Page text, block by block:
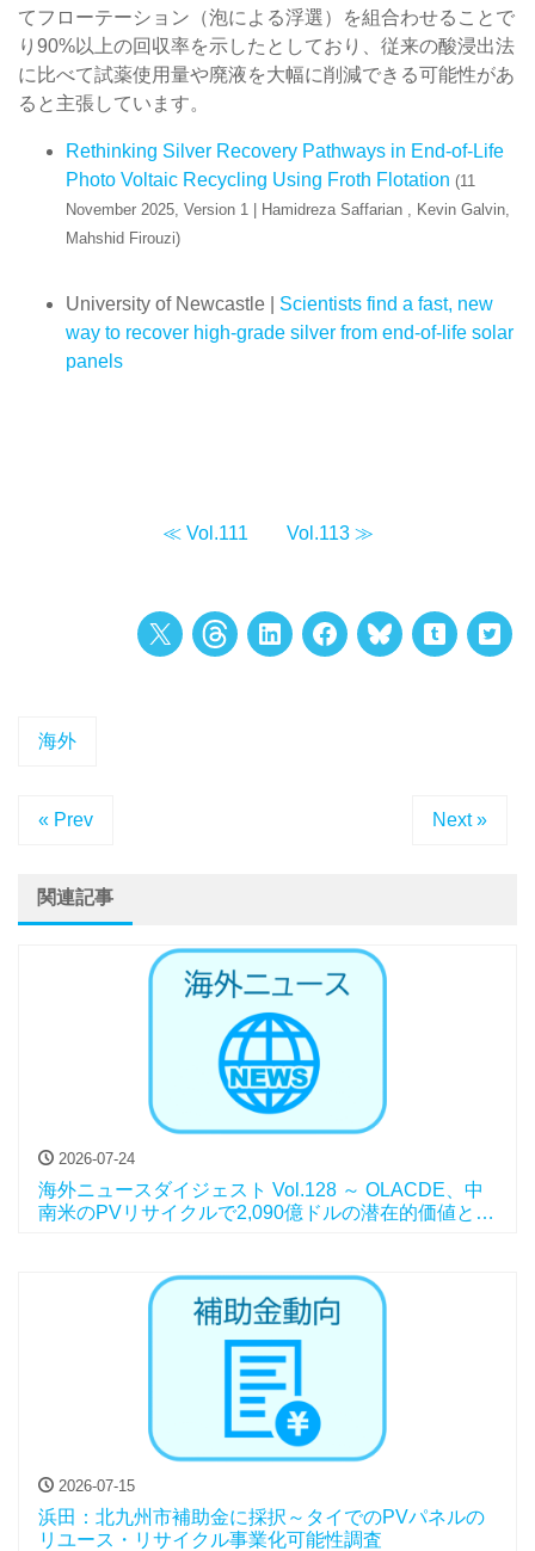
てフローテーション（泡による浮選）を組合わせることで
り90%以上の回収率を示したとしており、従来の酸浸出法
に比べて試薬使用量や廃液を大幅に削減できる可能性があ
ると主張しています。
Rethinking Silver Recovery Pathways in End-of-Life
Photo Voltaic Recycling Using Froth Flotation (11
November 2025, Version 1 | Hamidreza Saffarian , Kevin Galvin,
Mahshid Firouzi)
University of Newcastle | Scientists find a fast, new
way to recover high-grade silver from end-of-life solar
panels
≪ Vol.111 Vol.113 ≫
海外
« Prev Next »
関連記事
2026-07-24
海外ニュースダイジェスト Vol.128 ～ OLACDE、中
南米のPVリサイクルで2,090億ドルの潜在的価値と報
2026-07-15
浜田：北九州市補助金に採択～タイでのPVパネルの
リユース・リサイクル事業化可能性調査